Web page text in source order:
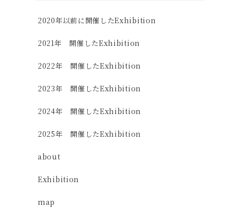
2020年以前に開催したExhibition
2021年 開催したExhibition
2022年 開催したExhibition
2023年 開催したExhibition
2024年 開催したExhibition
2025年 開催したExhibition
about
Exhibition
map